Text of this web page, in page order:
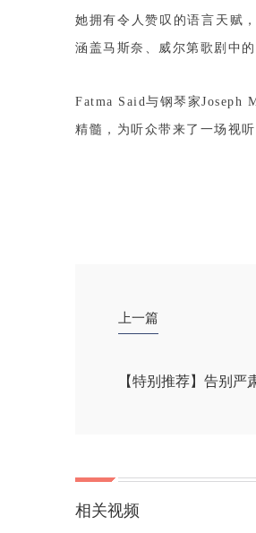
她拥有令人赞叹的语言天赋
涵盖马斯奈、威尔第歌剧中
Fatma Said与钢琴家Joseph
精髓，为听众带来了一场视听
上一篇
【特别推荐】告别
相关视频